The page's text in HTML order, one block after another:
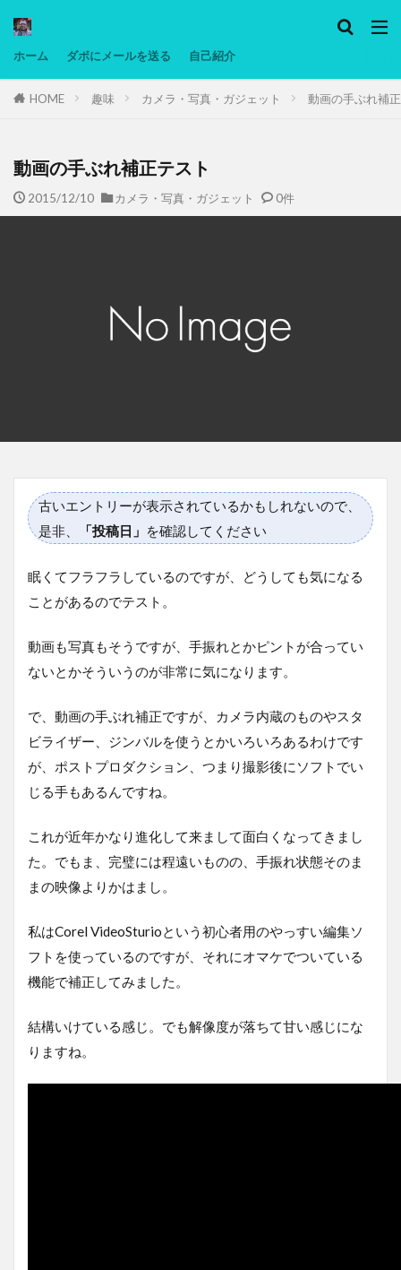
ホーム ダボにメールを送る 自己紹介
HOME 趣味 カメラ・写真・ガジェット 動画の手ぶれ補
動画の手ぶれ補正テスト
2015/12/10 カメラ・写真・ガジェット 0件
古いエントリーが表示されているかもしれないので、
是非、
「投稿日」 を確認してください
眠くてフラフラしているのですが、どうしても気になる
ことがあるのでテスト。
動画も写真もそうですが、手振れとかピントが合ってい
ないとかそういうのが非常に気になります。
で、動画の手ぶれ補正ですが、カメラ内蔵のものやスタ
ビライザー、ジンバルを使うとかいろいろあるわけです
が、ポストプロダクション、つまり撮影後にソフトでい
じる手もあるんですね。
これが近年かなり進化して来まして面白くなってきまし
た。でもま、完璧には程遠いものの、手振れ状態そのま
まの映像よりかはまし。
私はCorel VideoSturioという初心者用のやっすい編集ソ
フトを使っているのですが、それにオマケでついている
機能で補正してみました。
結構いけている感じ。でも解像度が落ちて甘い感じにな
りますね。
タグ
低温調理・スロークッカー